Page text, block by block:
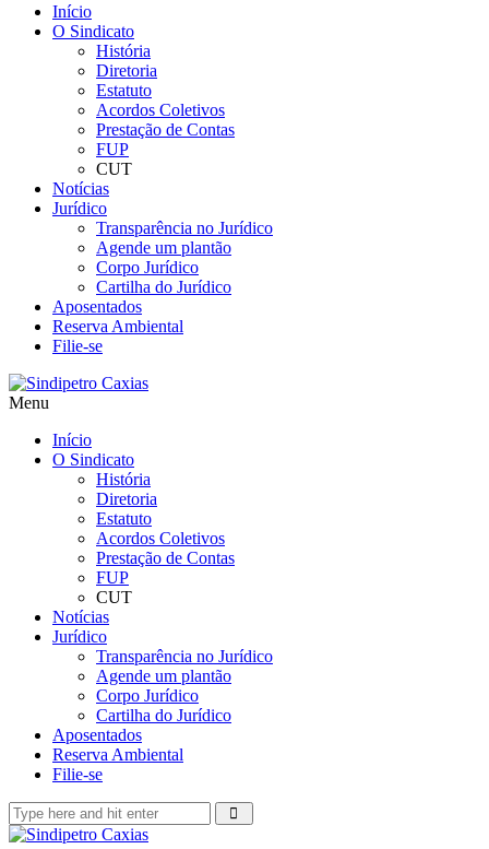
Início
O Sindicato
História
Diretoria
Estatuto
Acordos Coletivos
Prestação de Contas
FUP
CUT
Notícias
Jurídico
Transparência no Jurídico
Agende um plantão
Corpo Jurídico
Cartilha do Jurídico
Aposentados
Reserva Ambiental
Filie-se
Menu
Início
O Sindicato
História
Diretoria
Estatuto
Acordos Coletivos
Prestação de Contas
FUP
CUT
Notícias
Jurídico
Transparência no Jurídico
Agende um plantão
Corpo Jurídico
Cartilha do Jurídico
Aposentados
Reserva Ambiental
Filie-se